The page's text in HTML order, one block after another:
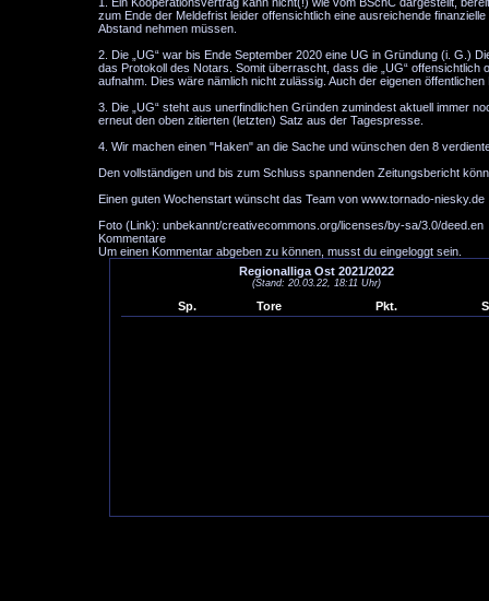
zum Ende der Meldefrist leider offensichtlich eine ausreichende
Abstand nehmen müssen.
2. Die „UG“ war bis Ende September 2020 eine UG in Gründung (i. G.)
das Protokoll des Notars. Somit überrascht, dass die „UG“
aufnahm. Dies wäre nämlich nicht zulässig. Auch der eigenen
3. Die „UG“ steht aus unerfindlichen Gründen zumindest aktuell immer
erneut den oben zitierten (letzten) Satz aus der Tagespresse.
4. Wir machen einen "Haken" an die Sache und wünschen den 8
Den vollständigen und bis zum Schluss spannenden Zeitungsbericht
Einen guten Wochenstart wünscht das Team von www.tornado-niesky.de
Foto (Link): unbekannt/creativecommons.org/licenses/by-sa/3.0/deed.en
Kommentare
Um einen Kommentar abgeben zu können, musst du eingeloggt sein.
Regionalliga Ost 2021/2022
(Stand: 20.03.22, 18:11 Uhr)
Sp. Tore Pkt.